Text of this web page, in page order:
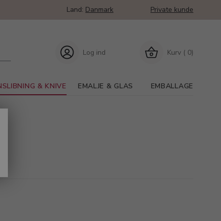
Land: Danmark Private kunde
Kurv ( 0)
Log ind
& KNIVE EMALJE & GLAS EMBALLAGE